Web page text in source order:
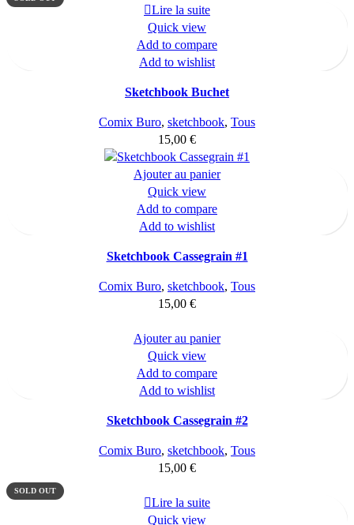
Lire la suite
Quick view
Add to compare
Add to wishlist
Sketchbook Buchet
Comix Buro, sketchbook, Tous
15,00 €
Ajouter au panier
Quick view
Add to compare
Add to wishlist
Sketchbook Cassegrain #1
Comix Buro, sketchbook, Tous
15,00 €
Ajouter au panier
Quick view
Add to compare
Add to wishlist
Sketchbook Cassegrain #2
Comix Buro, sketchbook, Tous
15,00 €
SOLD OUT
Lire la suite
Quick view